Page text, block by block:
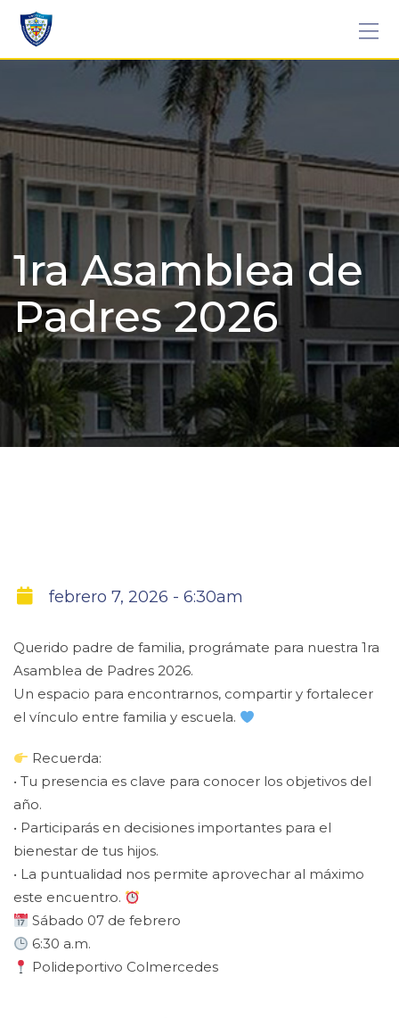
Skip
content
1ra Asamblea de
Padres 2026
febrero 7, 2026 - 6:30am
Querido padre de familia, prográmate para nuestra 1ra
Asamblea de Padres 2026.
Un espacio para encontrarnos, compartir y fortalecer
el vínculo entre familia y escuela.
Recuerda:
• Tu presencia es clave para conocer los objetivos del
año.
• Participarás en decisiones importantes para el
bienestar de tus hijos.
• La puntualidad nos permite aprovechar al máximo
este encuentro.
Sábado 07 de febrero
6:30 a.m.
Polideportivo Colmercedes